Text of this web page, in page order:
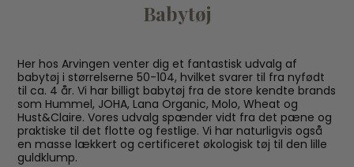
Babytøj
Her hos Arvingen venter dig et fantastisk udvalg af
babytøj i størrelserne 50-104, hvilket svarer til fra nyfødt
til ca. 4 år. Vi har billigt babytøj fra de store kendte brands
som Hummel, JOHA, Lana Organic, Molo, Wheat og
Hust&Claire. Vores udvalg spænder vidt fra det pæne og
praktiske til det flotte og festlige. Vi har naturligvis også
en masse lækkert og certificeret økologisk tøj til den lille
guldklump.